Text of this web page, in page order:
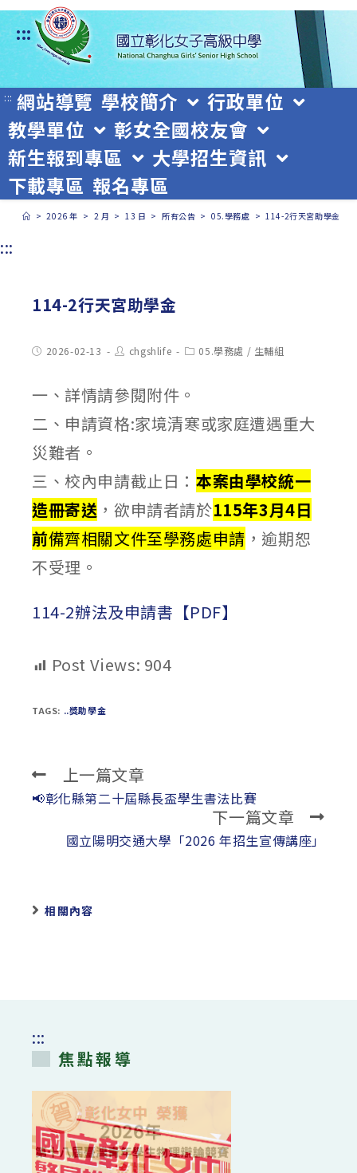
跳
轉
至
主
要
內
容
:::
::: 網站導覽 學校簡介
行政單位
教學單位
彰女全國校友會
新生報到專區
大學招生資訊
下載專區 報名專區
> 2026 年 > 2 月 > 13 日 > 所有公告 > 05.學務處 > 114-2行天宮助學金
:::
114-2行天宮助學金
Post2026-02-13
Post
author:
chgshlife
Post05.學務處 / 生輔組
一、詳情請參閱附件。
二、申請資格:家境清寒或家庭遭遇重大
災難者。
三、校內申請截止日： 本案由學校統一
造冊寄送 ，欲申請者請於115年3月4日
前備齊相關文件至學務處申請 ，逾期恕
不受理。
114-2辦法及申請書【PDF】
Post Views: 904
TAGS: ..獎助學金
Read
more
上一篇文章
📢彰化縣第二十屆縣長盃學生書法比賽
下一篇文章
國立陽明交通大學「2026 年招生宣傳講座」
相關內容
:::
焦點報導